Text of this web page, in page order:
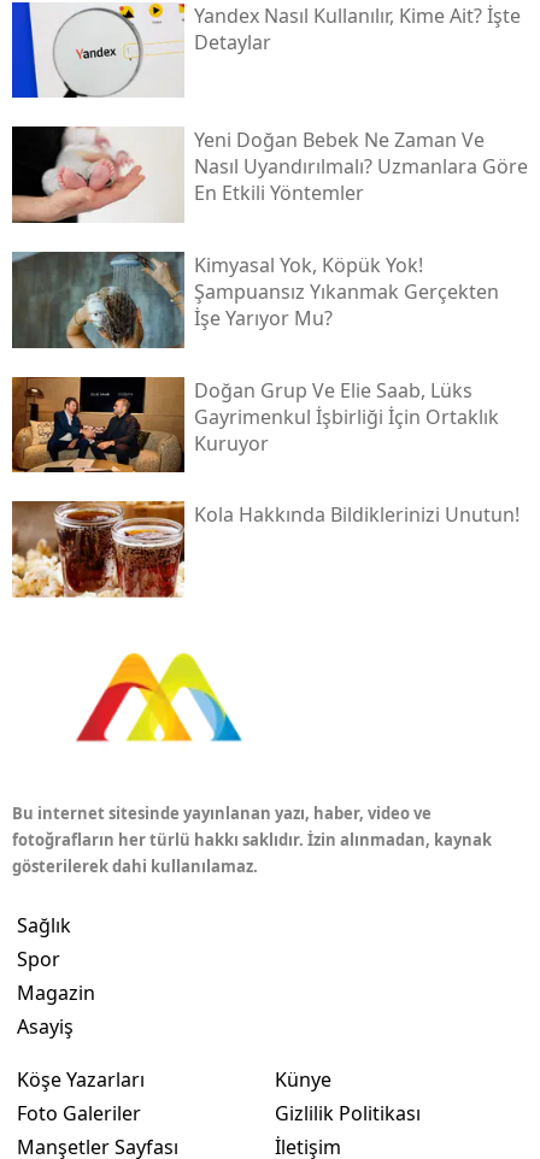
Yandex Nasıl Kullanılır, Kime Ait? İşte
Detaylar
Yeni Doğan Bebek Ne Zaman Ve
Nasıl Uyandırılmalı? Uzmanlara Göre
En Etkili Yöntemler
Kimyasal Yok, Köpük Yok!
Şampuansız Yıkanmak Gerçekten
İşe Yarıyor Mu?
Doğan Grup Ve Elie Saab, Lüks
Gayrimenkul İşbirliği İçin Ortaklık
Kuruyor
Kola Hakkında Bildiklerinizi Unutun!
Bu internet sitesinde yayınlanan yazı, haber, video ve
fotoğrafların her türlü hakkı saklıdır. İzin alınmadan, kaynak
gösterilerek dahi kullanılamaz.
Sağlık
Spor
Magazin
Asayiş
Köşe Yazarları
Foto Galeriler
Manşetler Sayfası
Künye
Gizlilik Politikası
İletişim